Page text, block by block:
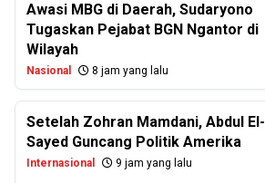
Awasi MBG di Daerah, Sudaryono
Tugaskan Pejabat BGN Ngantor di
Wilayah
Nasional 8 jam yang lalu
Setelah Zohran Mamdani, Abdul El-
Sayed Guncang Politik Amerika
Internasional 9 jam yang lalu